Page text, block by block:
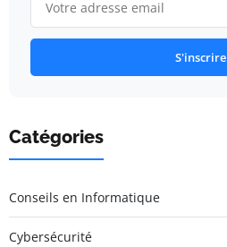
S'inscrire
Catégories
Conseils en Informatique
Cybersécurité